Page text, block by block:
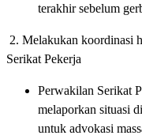
terakhir sebelum
2. Melakukan koordinasi
Serikat Pekerja
Perwakilan Serikat
melaporkan situasi
untuk advokasi